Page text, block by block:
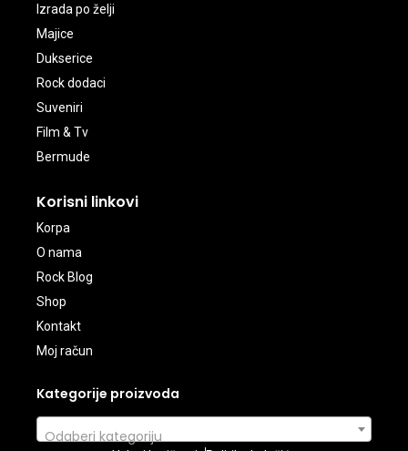
Izrada po želji
Majice
Dukserice
Rock dodaci
Suveniri
Film & Tv
Bermude
Korisni linkovi
Korpa
O nama
Rock Blog
Shop
Kontakt
Moj račun
Kategorije proizvoda
Odaberi kategoriju